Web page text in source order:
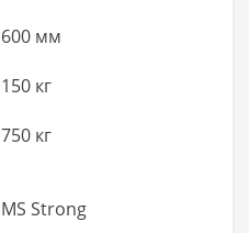
600 мм
150 кг
750 кг
MS Strong